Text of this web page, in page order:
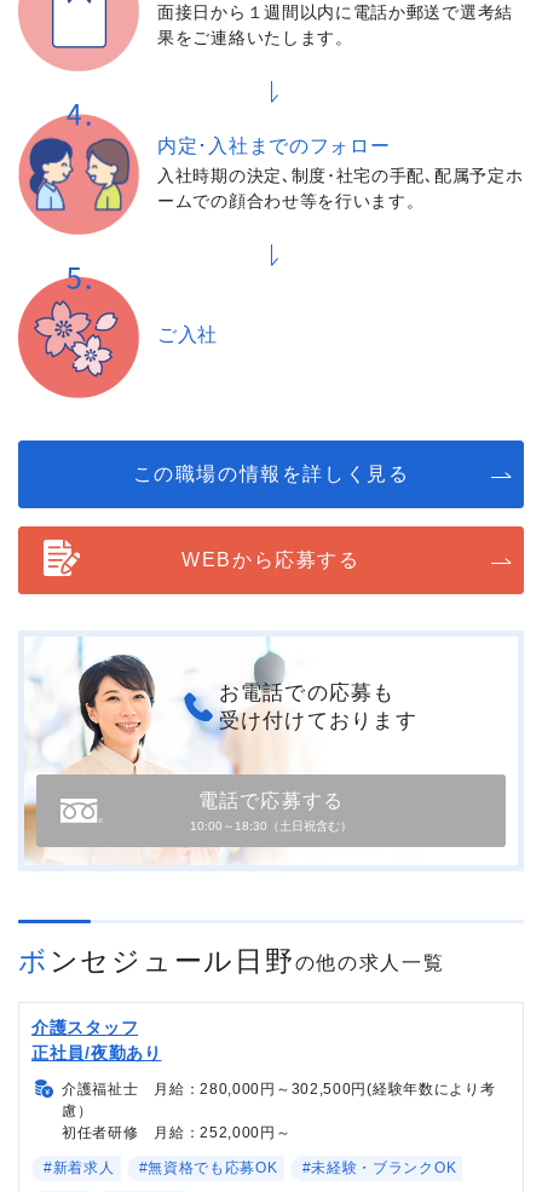
面接日から１週間以内に電話か郵送で選考結
果をご連絡いたします。
内定･入社までのフォロー
入社時期の決定､制度･社宅の手配､配属予定ホ
ームでの顔合わせ等を行います。
ご入社
この職場の情報を詳しく見る
WEBから応募する
お電話での応募も
受け付けております
電話で応募する
10:00～18:30（土日祝含む）
ボンセジュール日野の他の求人一覧
介護スタッフ
正社員/夜勤あり
介護福祉士 月給：280,000円～302,500円(経験年数により考
慮）
初任者研修 月給：252,000円～
#新着求人 #無資格でも応募OK #未経験・ブランクOK